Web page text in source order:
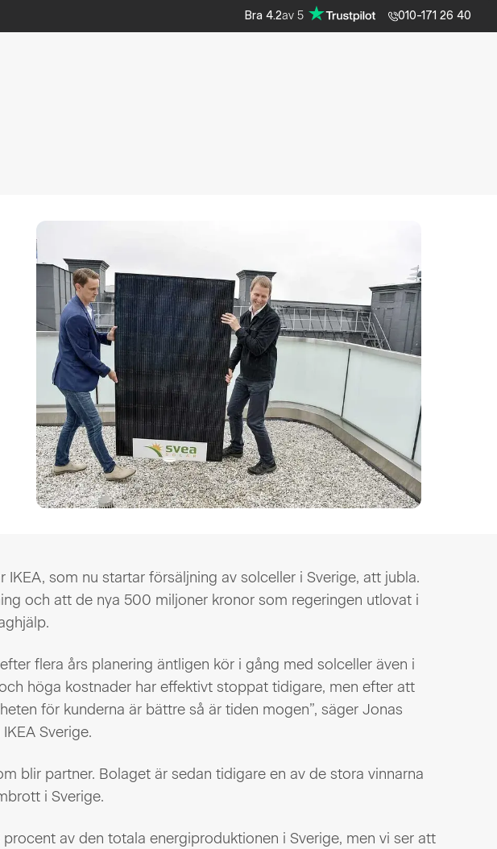
Bra 4.2av 5 010-171 26 40
IKEA, som nu startar försäljning av solceller i Sverige, att jubla.
och att de nya 500 miljoner kronor som regeringen utlovat i
flera års planering äntligen kör i gång med solceller även i
höga kostnader har effektivt stoppat tidigare, men efter att
för kunderna är bättre så är tiden mogen”, säger Jonas
Sverige.
blir partner. Bolaget är sedan tidigare en av de stora vinnarna
i Sverige.
av den totala energiproduktionen i Sverige, men vi ser att